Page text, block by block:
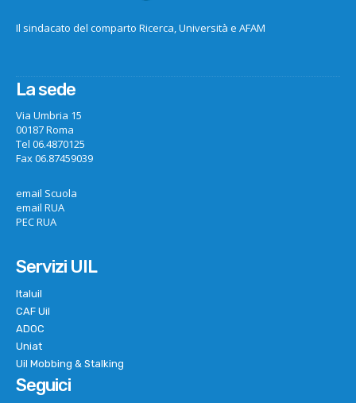
Il sindacato del comparto Ricerca, Università e AFAM
La sede
Via Umbria 15
00187 Roma
Tel 06.4870125
Fax 06.87459039
email Scuola
email RUA
PEC RUA
Servizi UIL
Italuil
CAF Uil
ADOC
Uniat
Uil Mobbing & Stalking
Seguici